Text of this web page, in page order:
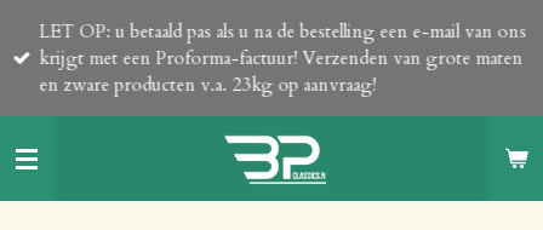
direct
LET OP: u betaald pas als u na de bestelling een e-mail van ons
krijgt met een Proforma-factuur! Verzenden van grote maten
en zware producten v.a. 23kg op aanvraag!